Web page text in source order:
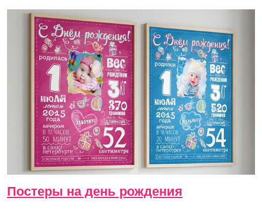
Постеры на день рождения